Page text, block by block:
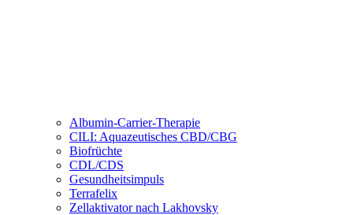
Albumin-Carrier-Therapie
CILI: Aquazeutisches CBD/CBG
Biofrüchte
CDL/CDS
Gesundheitsimpuls
Terrafelix
Zellaktivator nach Lakhovsky